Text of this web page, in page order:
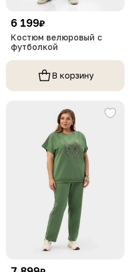
6 199₽
Костюм велюровый с
футболкой
В корзину